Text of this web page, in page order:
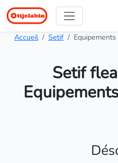
Accueil Setif
Setif